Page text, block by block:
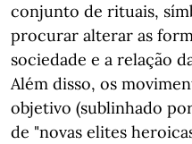
conjunto de rituais,
procurar alterar as
sociedade e a relação
Além disso, os
objetivo (sublinhado
de "novas elites